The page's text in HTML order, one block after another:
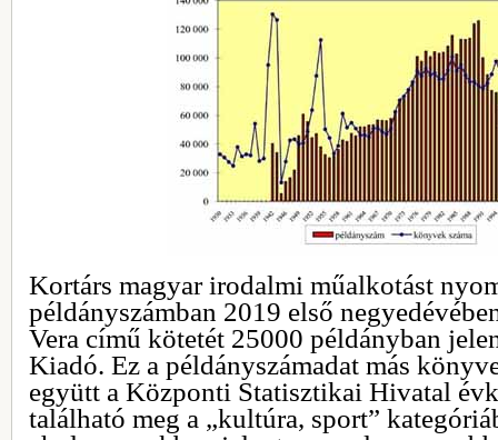
Kortárs magyar irodalmi műalkotást
példányszámban 2019 első
Vera című kötetét 25000 példányban
Kiadó. Ez a példányszámadat más
együtt a Központi Statisztikai Hivatal
található meg a „kultúra, sport”